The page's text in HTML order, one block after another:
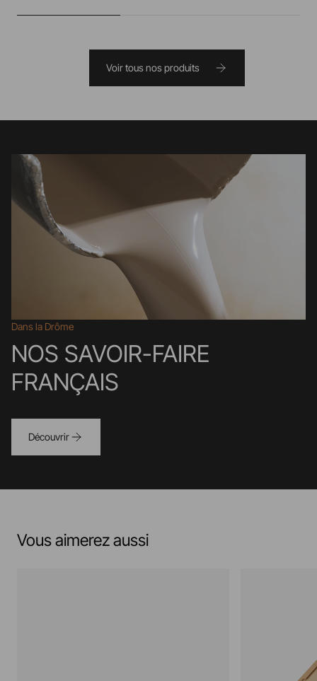
Voir tous nos produits
Dans la Drôme
NOS SAVOIR-FAIRE
FRANÇAIS
Découvrir
Vous aimerez aussi